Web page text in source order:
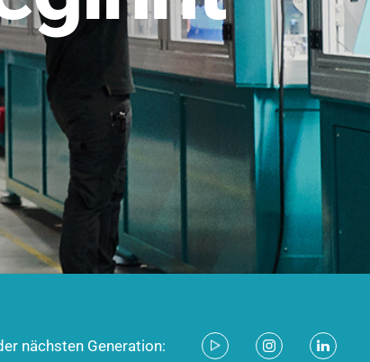
industrielle Anwendungen –
nächsten Generation: